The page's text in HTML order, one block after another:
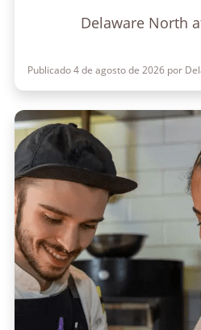
Delaware North
Publicado 4 de agosto de 2026 por